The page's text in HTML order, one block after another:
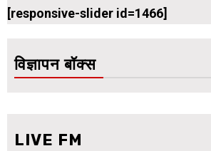
[responsive-slider id=1466]
विज्ञापन बॉक्स
LIVE FM